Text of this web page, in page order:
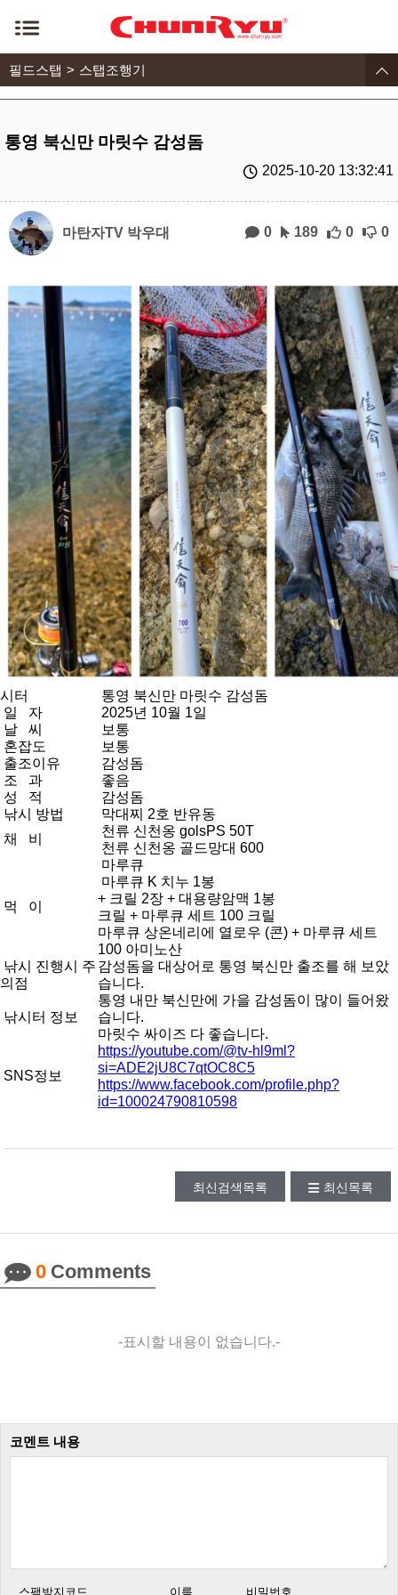
필드스탭 스탭조행기
통영 북신만 마릿수 감성돔
2025-10-20 13:32:41
마탄자TV 박우대 0 189 0 0
시터
통영 북신만 마릿수 감성돔
일 자
2025년 10월 1일
날 씨
보통
혼잡도
보통
출조이유
감성돔
조 과
좋음
성 적
감성돔
낚시 방법
막대찌 2호 반유동
채 비
천류 신천옹 golsPS 50T
천류 신천옹 골드망대 600
먹 이
마루큐
마루큐 K 치누 1봉
+ 크릴 2장 + 대용량암맥 1봉
크릴 + 마루큐 세트 100 크릴
마루큐 상온네리에 열로우 (콘) + 마루큐 세트
100 아미노산
낚시 진행시 주
의점
감성돔을 대상어로 통영 북신만 출조를 해 보았
습니다.
낚시터 정보
통영 내만 북신만에 가을 감성돔이 많이 들어왔
습니다.
마릿수 싸이즈 다 좋습니다.
SNS정보
https://youtube.com/@tv-hl9ml?
si=ADE2jU8C7qtOC8C5
https://www.facebook.com/profile.php?
id=100024790810598
최신검색목록 최신목록
0 Comments
-표시할 내용이 없습니다.-
코멘트 내용
스팸방지코드 이름 비밀번호